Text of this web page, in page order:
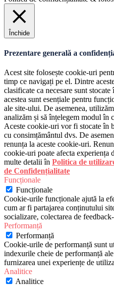
Închide
Prezentare generală a
Acest site folosește cookie-uri
timp ce navigați pe el. Dintre
clasificate ca necesare sunt
acestea sunt esențiale pentru
ale site-ului. De asemenea,
analizăm și să înțelegem modul în
Aceste cookie-uri vor fi stocate în
cu consimțământul dvs. De
renunța la aceste cookie-uri.
cookie-uri poate afecta experiența
multe detalii în Politica de
de Confidențialitate
Funcționale
Funcționale
Cookie-urile funcționale ajută la
cum ar fi partajarea conținutului
socializare, colectarea de
Performanță
Performanță
Cookie-urile de performanță sunt
indexurile cheie de performanță
furnizarea unei experiențe de
Analitice
Analitice